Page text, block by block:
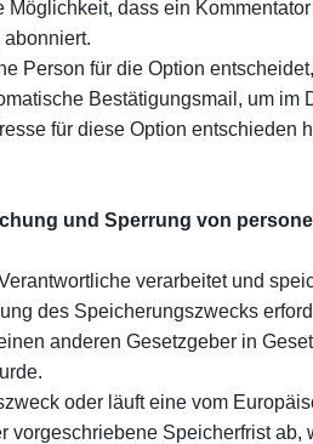
Möglichkeit, dass ein
Person für die Option
Bestätigungsmail, um
für diese Option entschieden
und Sperrung von
verarbeitet und
des Speicherungszwecks
anderen Gesetzgeber in
oder läuft eine vom
vorgeschriebene Speicherfrist